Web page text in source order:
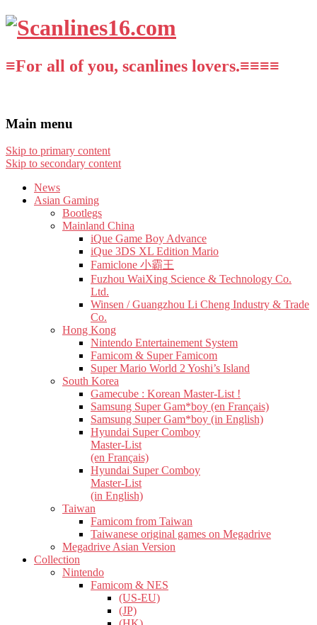
≡For all of you, scanlines lovers.≡≡≡≡
Main menu
Skip to primary content
Skip to secondary content
News
Asian Gaming
Bootlegs
Mainland China
iQue Game Boy Advance
iQue 3DS XL Edition Mario
Famiclone 小霸王
Fuzhou WaiXing Science & Technology Co.
Ltd.
Winsen / Guangzhou Li Cheng Industry & Trade
Co.
Hong Kong
Nintendo Entertainement System
Famicom & Super Famicom
Super Mario World 2 Yoshi’s Island
South Korea
Gamecube : Korean Master-List !
Samsung Super Gam*boy (en Français)
Samsung Super Gam*boy (in English)
Hyundai Super Comboy
Master-List
(en Français)
Hyundai Super Comboy
Master-List
(in English)
Taiwan
Famicom from Taiwan
Taiwanese original games on Megadrive
Megadrive Asian Version
Collection
Nintendo
Famicom & NES
(US-EU)
(JP)